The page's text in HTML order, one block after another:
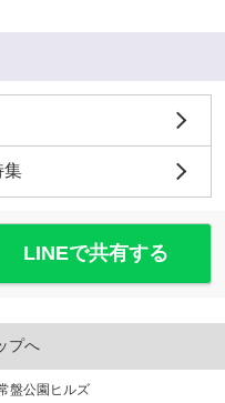
集
LINEで共有する
プへ
盤公園ヒルズ